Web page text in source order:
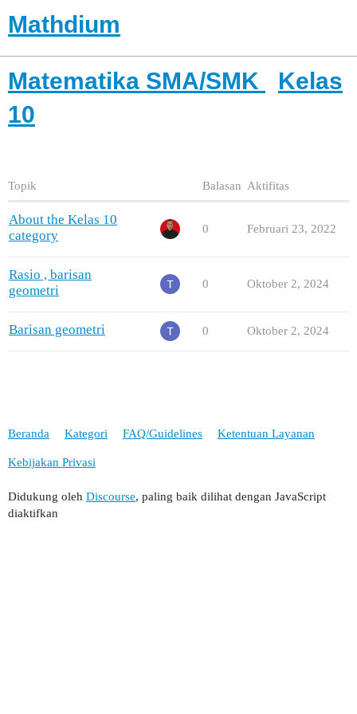
Mathdium
Matematika SMA/SMK
Kelas
10
Topik Balasan Aktifitas
About the Kelas 10
category
0 Februari 23, 2022
Rasio , barisan
geometri
0 Oktober 2, 2024
Barisan geometri 0 Oktober 2, 2024
Beranda Kategori FAQ/Guidelines Ketentuan Layanan
Kebijakan Privasi
Didukung oleh Discourse, paling baik dilihat dengan JavaScript
diaktifkan